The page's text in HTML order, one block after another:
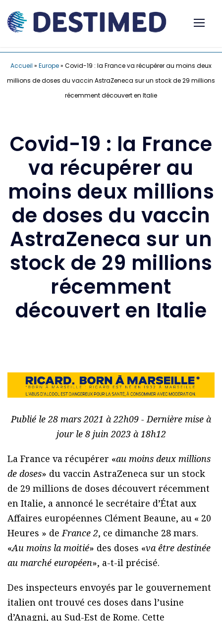
Accueil » Europe» Covid-19 : la France va récupérer au moins deux
millions de doses du vaccin AstraZeneca sur un stock de 29 millions
récemment découvert en Italie
Covid-19 : la France
va récupérer au
moins deux millions
de doses du vaccin
AstraZeneca sur un
stock de 29 millions
récemment
découvert en Italie
Publié le 28 mars 2021 à 22h09 - Dernière mise à
jour le 8 juin 2023 à 18h12
La France va récupérer «au moins deux millions
de doses» du vaccin AstraZeneca sur un stock
de 29 millions de doses découvert récemment
en Italie, a annoncé le secrétaire d’État aux
Affaires européennes Clément Beaune, au « 20
Heures » deFrance 2, ce dimanche 28 mars.
«Au moins la moitié» des doses «va être destinée
au marché européen», a-t-il précisé.
Des inspecteurs envoyés par le gouvernement
italien ont trouvé ces doses dans l’usine
d’Anagni, au Sud-Est de Rome. Cette